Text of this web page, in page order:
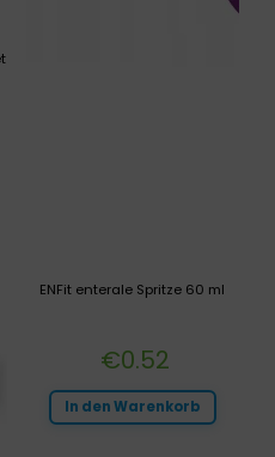
ENFit enterale Spritze 60 ml
€0.52
In den Warenkorb